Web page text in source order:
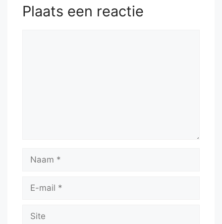
Plaats een reactie
Naam
Site